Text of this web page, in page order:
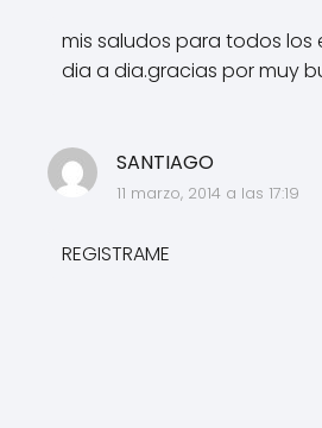
mis saludos para todos
dia a dia.gracias por muy
SANTIAGO
11 marzo, 2014 a las 17:19
REGISTRAME